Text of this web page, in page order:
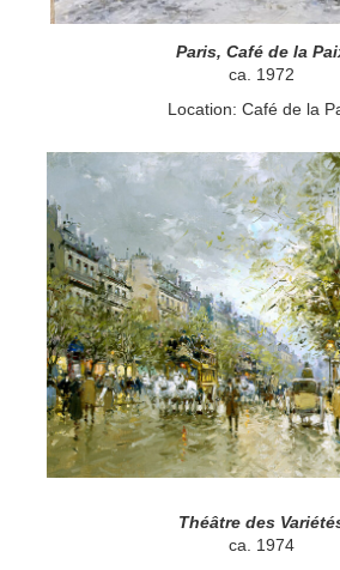
Paris, Café de la
ca. 1972
Location: Café de la
Théâtre des
ca. 1974